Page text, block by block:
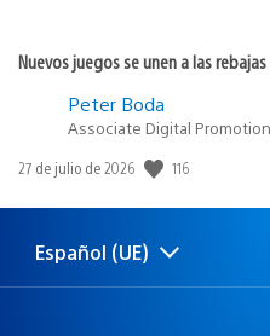
Nuevos juegos se unen a las
Peter Boda
Associate Digital
Fecha
publicación:
27 de julio de 2026 116
Selecciona
una
Región
actual:
Español (UE)